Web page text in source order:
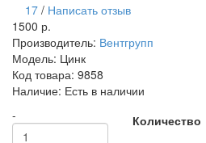
17 / Написать отзыв
1500 р.
Производитель: Вентгрупп
Модель: Цинк
Код товара: 9858
Наличие: Есть в наличии
Количество
-